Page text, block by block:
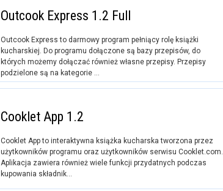
Outcook Express 1.2 Full
Outcook Express to darmowy program pełniący rolę książki
kucharskiej. Do programu dołączone są bazy przepisów, do
których możemy dołączać również własne przepisy. Przepisy
podzielone są na kategorie ...
Cooklet App 1.2
Cooklet App to interaktywna książka kucharska tworzona przez
użytkowników programu oraz użytkowników serwisu Cooklet.com.
Aplikacja zawiera również wiele funkcji przydatnych podczas
kupowania składnik...